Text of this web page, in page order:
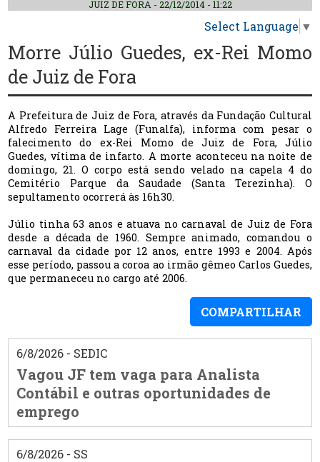
JUIZ DE FORA - 22/12/2014 - 11:22
Select Language ▼
Morre Júlio Guedes, ex-Rei Momo
de Juiz de Fora
A Prefeitura de Juiz de Fora, através da Fundação Cultural
Alfredo Ferreira Lage (Funalfa), informa com pesar o
falecimento do ex-Rei Momo de Juiz de Fora, Júlio
Guedes, vítima de infarto. A morte aconteceu na noite de
domingo, 21. O corpo está sendo velado na capela 4 do
Cemitério Parque da Saudade (Santa Terezinha). O
sepultamento ocorrerá às 16h30.
Júlio tinha 63 anos e atuava no carnaval de Juiz de Fora
desde a década de 1960. Sempre animado, comandou o
carnaval da cidade por 12 anos, entre 1993 e 2004. Após
esse período, passou a coroa ao irmão gêmeo Carlos Guedes,
que permaneceu no cargo até 2006.
COMPARTILHAR
6/8/2026 - SEDIC
Vagou JF tem vaga para Analista
Contábil e outras oportunidades de
emprego
6/8/2026 - SS